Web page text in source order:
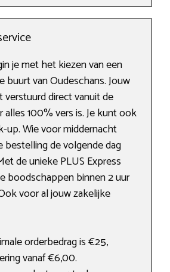
je met het kiezen van een
buurt van Oudeschans. Jouw
direct vanuit de
alles 100% vers is. Je kunt ook
up. Wie voor middernacht
de volgende dag
de unieke PLUS Express
boodschappen binnen 2 uur
voor al jouw zakelijke
orderbedrag is €25,
vanaf €6,00.